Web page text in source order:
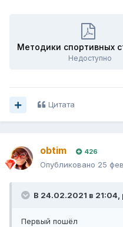
Методики спортивных
Недоступно
Цитата
obtim 426
Опубликовано 25
В 24.02.2021 в 21:04,
Первый пошёл